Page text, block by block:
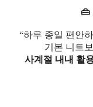
👜
“하루 종일 편안
기본 니트
사계절 내내 활